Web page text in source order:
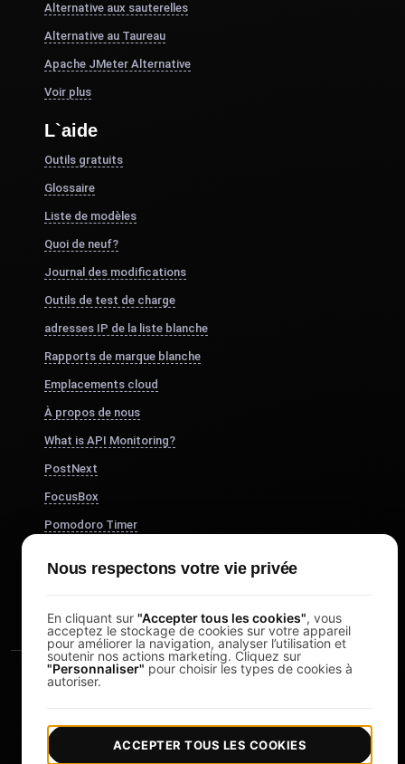
Alternative aux sauterelles
Alternative au Taureau
Apache JMeter Alternative
Voir plus
L`aide
Outils gratuits
Glossaire
Liste de modèles
Quoi de neuf?
Journal des modifications
Outils de test de charge
adresses IP de la liste blanche
Rapports de marque blanche
Emplacements cloud
À propos de nous
What is API Monitoring?
PostNext
FocusBox
Pomodoro Timer
Nous respectons votre vie privée
En cliquant sur "Accepter tous les cookies", vous
acceptez le stockage de cookies sur votre appareil
pour améliorer la navigation, analyser l’utilisation et
soutenir nos actions marketing. Cliquez sur
"Personnaliser" pour choisir les types de cookies à
autoriser.
ACCEPTER TOUS LES COOKIES